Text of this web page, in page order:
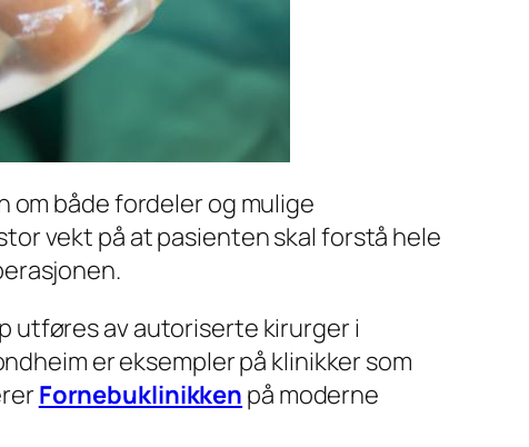
om både fordeler og mulige
vekt på at pasienten skal forstå hele
utføres av autoriserte kirurger i
er eksempler på klinikker som
Fornebuklinikken på moderne